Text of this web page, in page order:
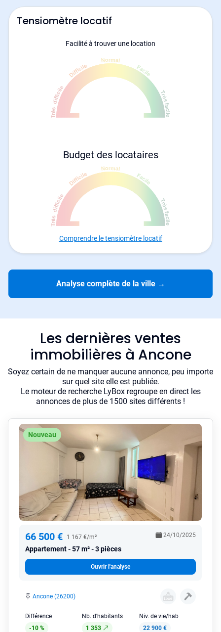
Tensiomètre locatif
Facilité à trouver une location
Budget des locataires
Comprendre le tensiomètre locatif
Analyse complète de la ville →
Les dernières ventes
immobilières à Ancone
Soyez certain de ne manquer aucune annonce, peu importe
sur quel site elle est publiée.
Le moteur de recherche LyBox regroupe en direct les
annonces de plus de 1500 sites différents !
Nouveau
66 500 € 1 167 €/m²
Appartement 57 m² - 3 pièces
24/10/2025
Ouvrir l'analyse
Ancone (26200)
Différence
-10 %
Nb. d'habitants
1 353
Niv. de vie/hab
22 900 €